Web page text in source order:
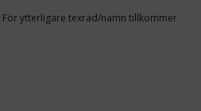
ytterligare texrad/namn tillkommer